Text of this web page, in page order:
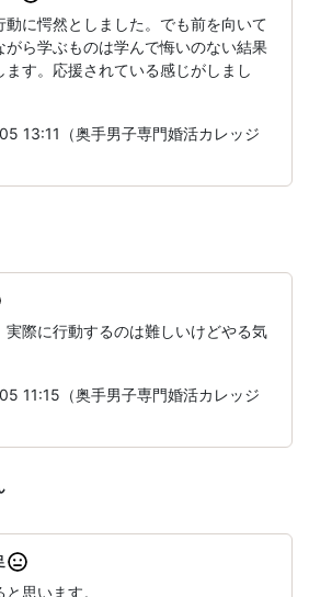
に愕然としました。でも前を向いて
がら学ぶものは学んで悔いのない結果
す。応援されている感じがしまし
13:11（奥手男子専門婚活カレッジ
実際に行動するのは難しいけどやる気
11:15（奥手男子専門婚活カレッジ
思います。